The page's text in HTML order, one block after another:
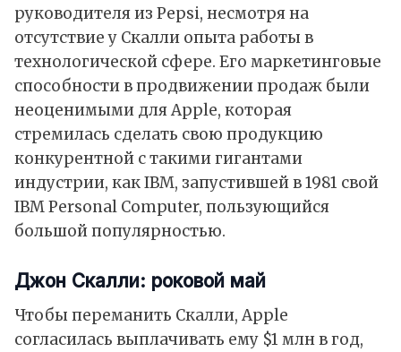
руководителя из Pepsi, несмотря на
отсутствие у Скалли опыта работы в
технологической сфере. Его маркетинговые
способности в продвижении продаж были
неоценимыми для Apple, которая
стремилась сделать свою продукцию
конкурентной с такими гигантами
индустрии, как IBM, запустившей в 1981 свой
IBM Personal Computer, пользующийся
большой популярностью.
Джон Скалли: роковой май
Чтобы переманить Скалли, Apple
согласилась выплачивать ему $1 млн в год,